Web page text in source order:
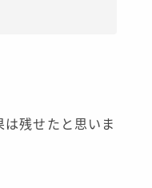
残せたと思いま